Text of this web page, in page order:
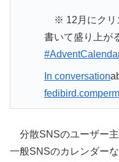
※ 12月にクリ
書いて盛り上が
In conversation
fedibird.com
分散SNSのユーザー
一般SNSのカレンダー